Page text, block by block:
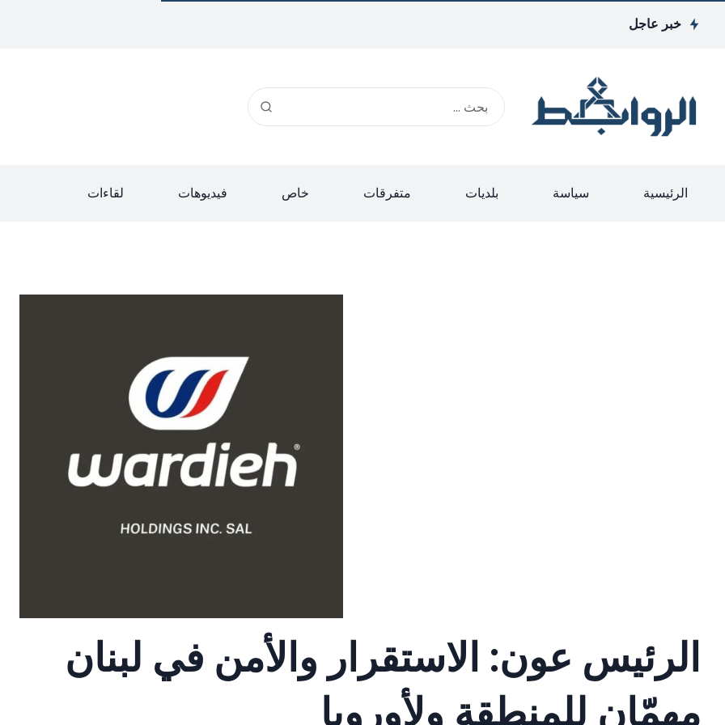
خبر عاجل
الرئيسية سياسة بلديات متفرقات خاص فيديوهات لقاءات
الرئيس عون: الاستقرار والأمن في لبنان
مهمّان للمنطقة ولأوروبا